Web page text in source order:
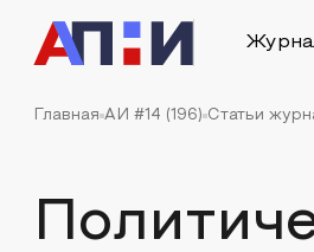
Главная АИ #14 (196) Статьи